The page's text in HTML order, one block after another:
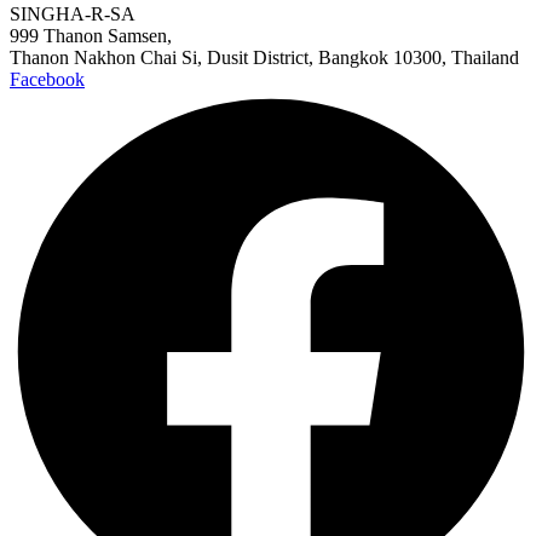
SINGHA-R-SA
999 Thanon Samsen,
Thanon Nakhon Chai Si, Dusit District, Bangkok 10300, Thailand
Facebook